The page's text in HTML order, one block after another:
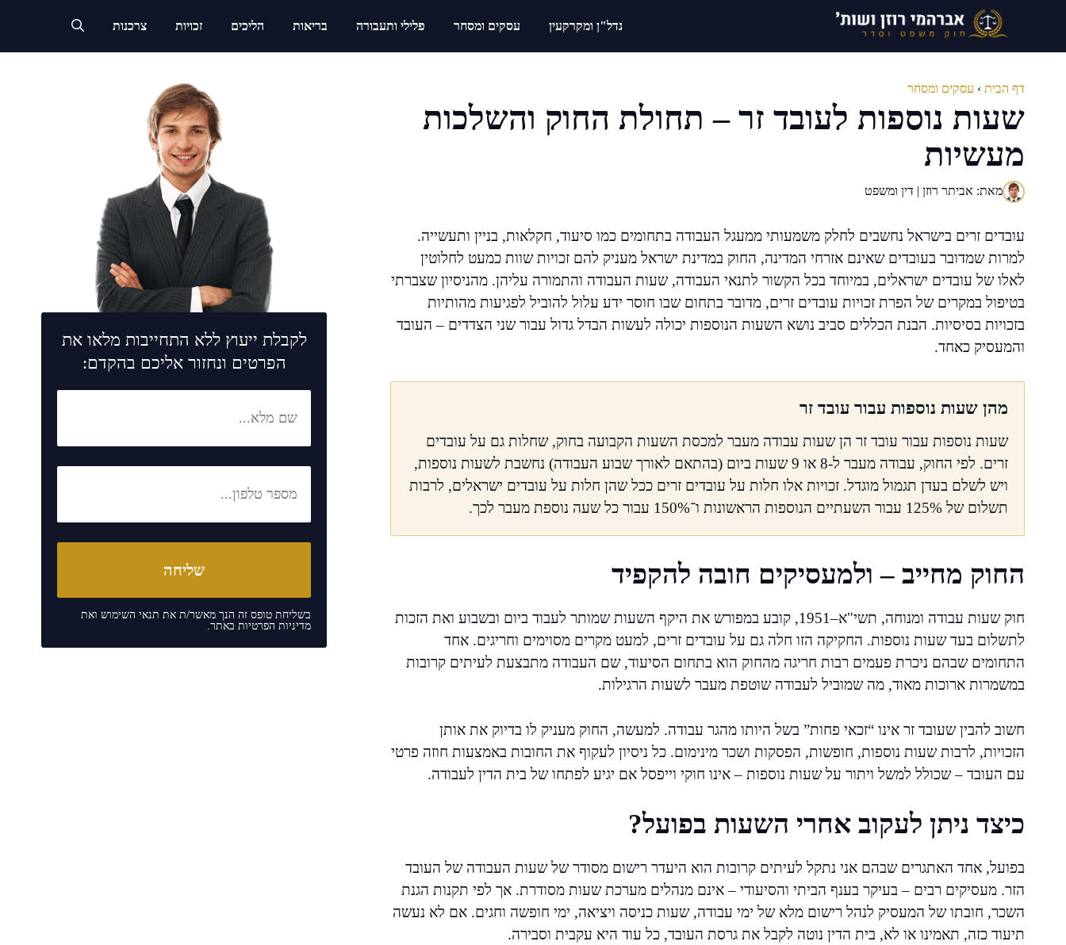
נדל"ן ומקרקעין עסקים ומסחר פלילי ותעבורה בריאות הליכים זכויות צרכנות
דף הבית › עסקים ומסחר
שעות נוספות לעובד זר – תחולת החוק והשלכות
מעשיות
מאת: אביתר רוזן | דין ומשפט
עובדים זרים בישראל נחשבים לחלק משמעותי ממעגל העבודה בתחומים כמו סיעוד, חקלאות, בניין ותעשייה.
למרות שמדובר בעובדים שאינם אזרחי המדינה, החוק במדינת ישראל מעניק להם זכויות שוות כמעט לחלוטין
לאלו של עובדים ישראלים, במיוחד בכל הקשור לתנאי העבודה, שעות העבודה והתמורה עליהן. מהניסיון שצברתי
בטיפול במקרים של הפרת זכויות עובדים זרים, מדובר בתחום שבו חוסר ידע עלול להוביל לפגיעות מהותיות
בזכויות בסיסיות. הבנת הכללים סביב נושא השעות הנוספות יכולה לעשות הבדל גדול עבור שני הצדדים – העובד
והמעסיק כאחד.
מהן שעות נוספות עבור עובד זר
שעות נוספות עבור עובד זר הן שעות עבודה מעבר למכסת השעות הקבועה בחוק, שחלות גם על עובדים
זרים. לפי החוק, עבודה מעבר ל-8 או 9 שעות ביום (בהתאם לאורך שבוע העבודה) נחשבת לשעות נוספות,
ויש לשלם בעדן תגמול מוגדל. זכויות אלו חלות על עובדים זרים ככל שהן חלות על עובדים ישראלים, לרבות
תשלום של 125% עבור השעתיים הנוספות הראשונות ו־150% עבור כל שעה נוספת מעבר לכך.
החוק מחייב – ולמעסיקים חובה להקפיד
חוק שעות עבודה ומנוחה, תשי"א–1951, קובע במפורש את היקף השעות שמותר לעבוד ביום ובשבוע ואת הזכות
לתשלום בעד שעות נוספות. החקיקה הזו חלה גם על עובדים זרים, למעט מקרים מסוימים וחריגים. אחד
התחומים שבהם ניכרת פעמים רבות חריגה מהחוק הוא בתחום הסיעוד, שם העבודה מתבצעת לעיתים קרובות
במשמרות ארוכות מאוד, מה שמוביל לעבודה שוטפת מעבר לשעות הרגילות.
חשוב להבין שעובד זר אינו “זכאי פחות” בשל היותו מהגר עבודה. למעשה, החוק מעניק לו בדיוק את אותן
הזכויות, לרבות שעות נוספות, חופשות, הפסקות ושכר מינימום. כל ניסיון לעקוף את החובות באמצעות חוזה פרטי
עם העובד – שכולל למשל ויתור על שעות נוספות – אינו חוקי וייפסל אם יגיע לפתחו של בית הדין לעבודה.
כיצד ניתן לעקוב אחרי השעות בפועל?
בפועל, אחד האתגרים שבהם אני נתקל לעיתים קרובות הוא היעדר רישום מסודר של שעות העבודה של העובד
הזר. מעסיקים רבים – בעיקר בענף הביתי והסיעודי – אינם מנהלים מערכת שעות מסודרת. אך לפי תקנות הגנת
השכר, חובתו של המעסיק לנהל רישום מלא של ימי עבודה, שעות כניסה ויציאה, ימי חופשה וחגים. אם לא נעשה
תיעוד כזה, תאמינו או לא, בית הדין נוטה לקבל את גרסת העובד, כל עוד היא עקבית וסבירה.
לקבלת ייעוץ ללא התחייבות מלאו את
הפרטים ונחזור אליכם בהקדם:
בשליחת טופס זה הנך מאשר/ת את תנאי השימושואת
מדיניות הפרטיותבאתר.